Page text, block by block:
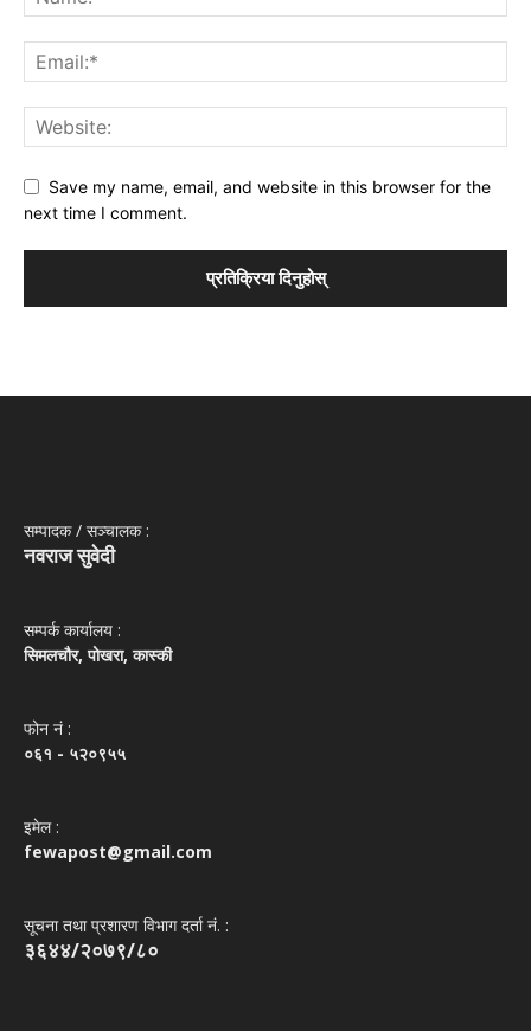
Save my name, email, and website in this browser for the
next time I comment.
सम्पादक / सञ्‍चालक :
नवराज सुवेदी
सम्पर्क कार्यालय :
सिमलचौर, पोखरा, कास्की
फोन नं‌ :
०६१ - ५२०९५५
इमेल :
fewapost@gmail.com
सूचना तथा प्रशारण विभाग दर्ता नं. :
३६४४/२०७९/८०